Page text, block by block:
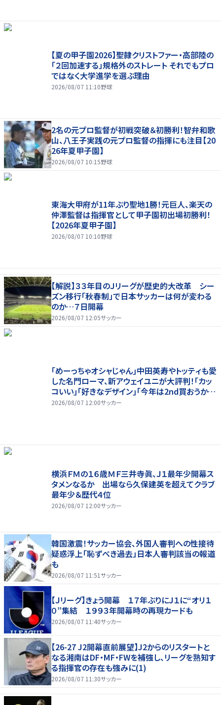
【夏の甲子園2026】聖隷クリストファー・高部陸の
「２回加速する」規格外のストレート それでもプロ
ではなく大学進学を選ぶ理由
2026/08/07 11:10野球
2名の元プロ監督が初戦突破＆初勝利！智弁和歌
山、八王子実践の元プロ監督の指揮にも注目【20
26年夏甲子園】
2026/08/07 10:15野球
東海大甲府が11年ぶり聖地1勝！元巨人、楽天の
仲澤監督は指揮官として甲子園初出場初勝利！
【2026年夏甲子園】
2026/08/07 10:10野球
【解説】３３年目のＪリーグが歴史的大改革 シー
ズン移行「秋春制」で日本サッカーは何が変わる
のか…７日開幕
2026/08/07 12:05サッカー
｢めーっちゃオシャじゃん｣中田英寿やトッティも愛
した名門ローマ、新アウェイユニが大評判！｢カッ
コいい｣｢好きなデザイン｣｢今年は2nd買おうか
な｣
2026/08/07 12:00サッカー
横浜ＦＭの１６歳ＭＦ三井寺眞、Ｊ１最年少開幕ス
タメンなるか 出場なら久保建英を超えてクラブ
最年少＆歴代４位
2026/08/07 12:00サッカー
韓国激震！サッカー協会、外国人審判への性接待
疑惑浮上「恥ずべき過去」日本人審判該当の報道
も
2026/08/07 11:51サッカー
【Ｊリーグ】きょう開幕 １７年ぶりにＪ１に“オリ１
０”集結 １９９３年開幕時の再現カードも
2026/08/07 11:40サッカー
【26-27 J2開幕直前展望】J2からのリスタートと
なる湘南はDF・MF・FWを補強し、リーグを熟知す
る指揮官の存在も強みに(1)
2026/08/07 11:30サッカー